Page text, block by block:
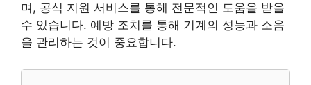
며, 공식 지원 서비스를 통해 전문적인 도움을 받을
수 있습니다. 예방 조치를 통해 기계의 성능과 소음
을 관리하는 것이 중요합니다.